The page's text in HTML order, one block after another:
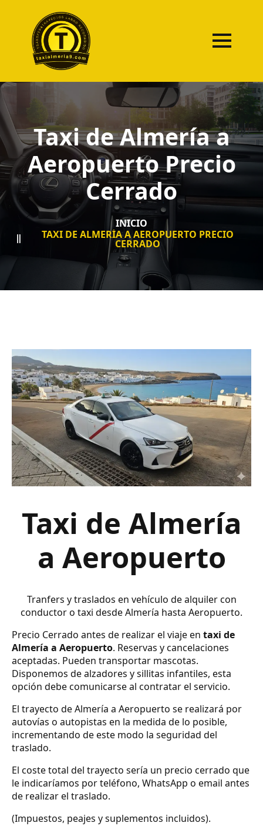
Taxi de Almería a
Aeropuerto Precio
Cerrado
INICIO
TAXI DE ALMERÍA A AEROPUERTO PRECIO
CERRADO
Taxi de Almería
a Aeropuerto
Tranfers y traslados en vehículo de alquiler con
conductor o taxi desde Almería hasta Aeropuerto.
Precio Cerrado antes de realizar el viaje en taxi de
Almería a Aeropuerto. Reservas y cancelaciones
aceptadas. Pueden transportar mascotas.
Disponemos de alzadores y sillitas infantiles, esta
opción debe comunicarse al contratar el servicio.
El trayecto de Almería a Aeropuerto se realizará por
autovías o autopistas en la medida de lo posible,
incrementando de este modo la seguridad del
traslado.
El coste total del trayecto sería un precio cerrado que
le indicaríamos por teléfono, WhatsApp o email antes
de realizar el traslado.
(Impuestos, peajes y suplementos incluidos).